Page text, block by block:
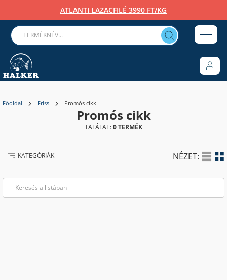
ATLANTI LAZACFILÉ 3990 FT/KG
Főoldal Friss Promós cikk
Promós cikk
TALÁLAT:0 TERMÉK
KATEGÓRIÁK NÉZET: